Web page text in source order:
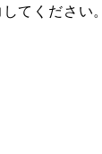
てください。